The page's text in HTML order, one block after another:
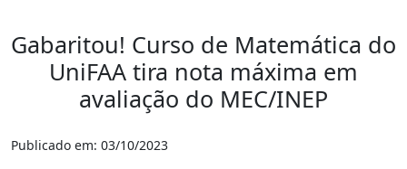
Gabaritou! Curso de Matemática do
UniFAA tira nota máxima em
avaliação do MEC/INEP
Publicado em: 03/10/2023